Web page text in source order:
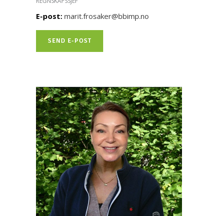
E-post: marit.frosaker@bbimp.no
SEND E-POST